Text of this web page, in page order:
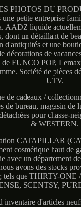
PHOTOS DU
une petite entreprise
AADZ liquide
dont un détaillant de
d'antiquités et une
décorations de
FUNCO POP, Lemax
Société de pièces
UTV.
de cadeaux /
de bureau, magasin de
pour chasse-
& WESTERN.
CATAPILLAR
cosmétique haut de
avec un département
avons des stocks
tels que THIRTY-ONE
SCENTSY,
inventaire d'articles